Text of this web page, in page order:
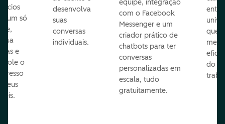
um só
e
o
seus
desenvolva
suas
conversas
individuais.
equipe, integração
com o Facebook
Messenger e um
criador prático de
chatbots para ter
conversas
personalizadas em
escala, tudo
gratuitamente.
que
do